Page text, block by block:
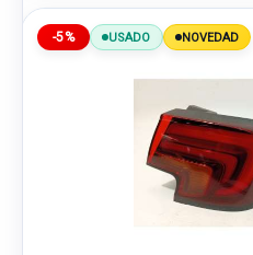
-5% USADO NOVEDAD